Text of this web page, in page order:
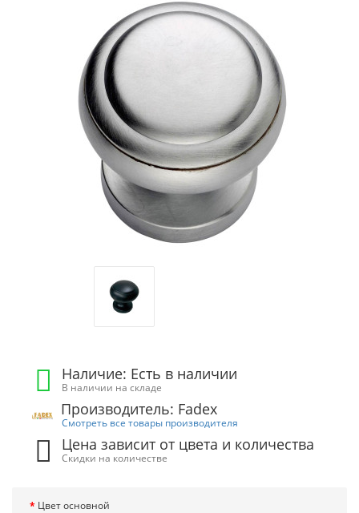
Наличие: Есть в наличии
В наличии на складе
Производитель: Fadex
Смотреть все товары производителя
Цена зависит от цвета и количества
Скидки на количестве
Цвет основной